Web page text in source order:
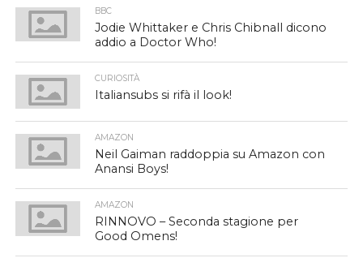
BBC
Jodie Whittaker e Chris Chibnall dicono
addio a Doctor Who!
CURIOSITÀ
Italiansubs si rifà il look!
AMAZON
Neil Gaiman raddoppia su Amazon con
Anansi Boys!
AMAZON
RINNOVO – Seconda stagione per
Good Omens!